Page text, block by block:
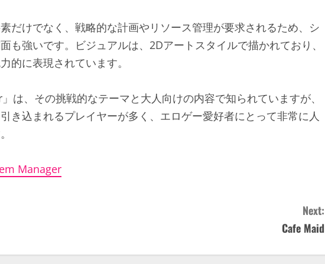
だけでなく、戦略的な計画やリソース管理が要求されるため、シ
も強いです。ビジュアルは、2Dアートスタイルで描かれており、
的に表現されています。
は、その挑戦的なテーマと大人向けの内容で知られていますが、
き込まれるプレイヤーが多く、エロゲー愛好者にとって非常に人
Manager
Next:
Cafe Maid